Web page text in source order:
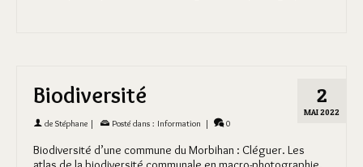
2
MAI 2022
Biodiversité
de Stéphane | Posté dans : Information | 0
Biodiversité d’une commune du Morbihan : Cléguer. Les